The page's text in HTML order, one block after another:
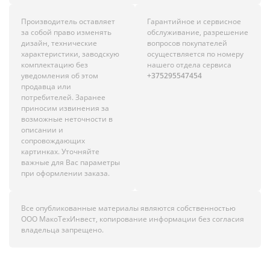
Производитель оставляет
за собой право изменять
дизайн, технические
характеристики, заводскую
комплектацию без
уведомления об этом
продавца или
потребителей. Заранее
приносим извинения за
возможные неточности в
описании и
сопровождающих
картинках. Уточняйте
важные для Вас параметры
при оформлении заказа.
Гарантийное и сервисное
обслуживание, разрешение
вопросов покупателей
осуществляется по номеру
нашего отдела сервиса
+375295547454
Все опубликованные материалы являются собственностью
ООО МакоТехИнвест, копирование информации без согласия
владельца запрещено.